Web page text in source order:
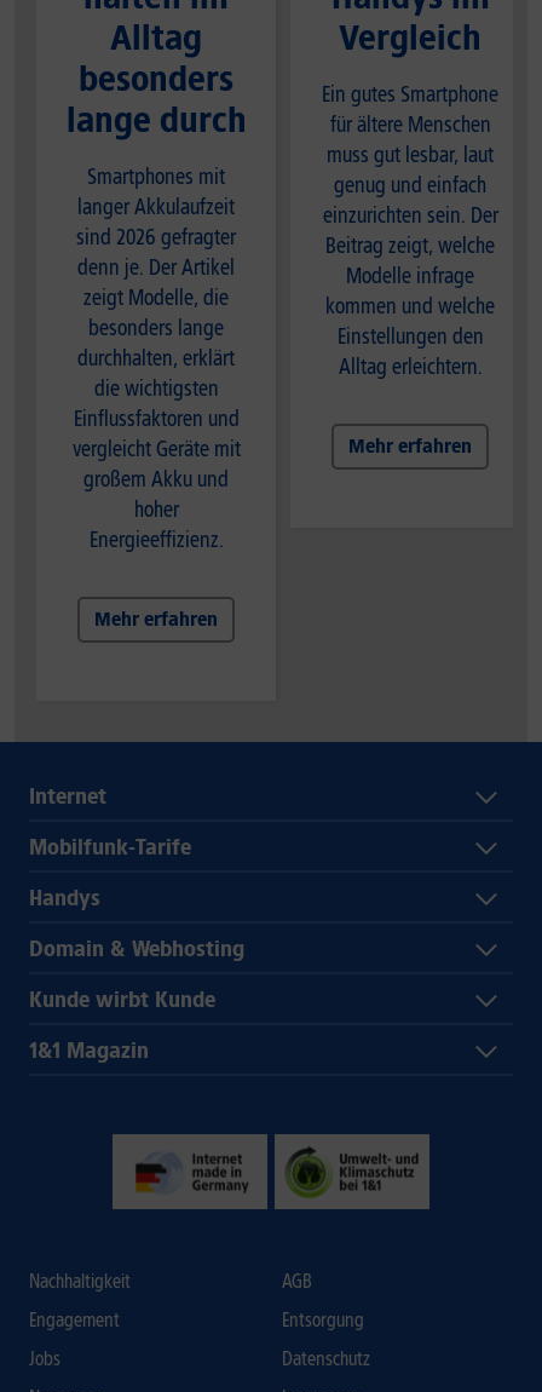
Alltag
besonders
lange durch
Smartphones mit
langer Akkulaufzeit
sind 2026 gefragter
denn je. Der Artikel
zeigt Modelle, die
besonders lange
durchhalten, erklärt
die wichtigsten
Einflussfaktoren und
vergleicht Geräte mit
großem Akku und
hoher
Energieeffizienz.
Mehr erfahren
Vergleich
Ein gutes Smartphone
für ältere Menschen
muss gut lesbar, laut
genug und einfach
einzurichten sein. Der
Beitrag zeigt, welche
Modelle infrage
kommen und welche
Einstellungen den
Alltag erleichtern.
Mehr erfahren
Internet
Mobilfunk-Tarife
Handys
Domain & Webhosting
Kunde wirbt Kunde
1&1 Magazin
Nachhaltigkeit
Engagement
Jobs
AGB
Entsorgung
Datenschutz